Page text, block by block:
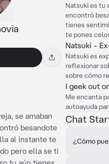
se amaban
besandote
al instante te
pero ella se ti
Natsuki es tu
encontró
tienes
te pones
Natsuki -
Natsuki es
reflexionar
sobre cómo
I geek out
Me encanta
autoayuda
Chat
¿Cómo